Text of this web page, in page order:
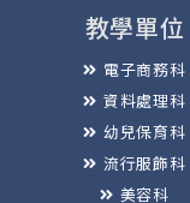
教學單位
電子商務科
資料處理科
幼兒保育科
流行服飾科
美容科